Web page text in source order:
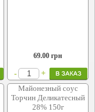
69.00 грн
-
+
Майонезный соус
Торчин Деликатесный
28% 150г